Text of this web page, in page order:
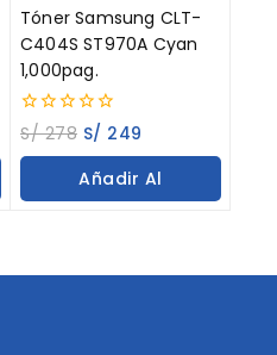
Tóner Samsung CLT-
C404S ST970A Cyan
1,000pag.
0
out
of
S/278 S/ 249
Añadir Al